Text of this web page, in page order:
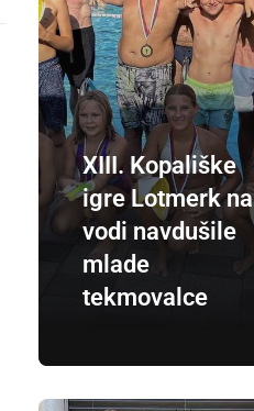
XIII. Kopališke
igre Lotmerk na
vodi navdušile
mlade
tekmovalce